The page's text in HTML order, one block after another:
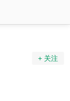
+ 关注